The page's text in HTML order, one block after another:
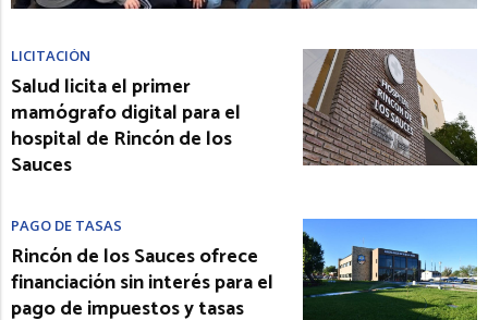
LICITACIÓN
Salud licita el primer
mamógrafo digital para el
hospital de Rincón de los
Sauces
PAGO DE TASAS
Rincón de los Sauces ofrece
financiación sin interés para el
pago de impuestos y tasas